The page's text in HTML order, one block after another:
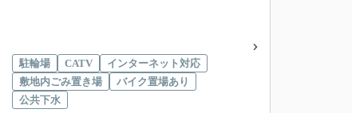
駐輪場 CATV
インターネット対応
敷地内ごみ置き場
バイク置場あり
公共下水